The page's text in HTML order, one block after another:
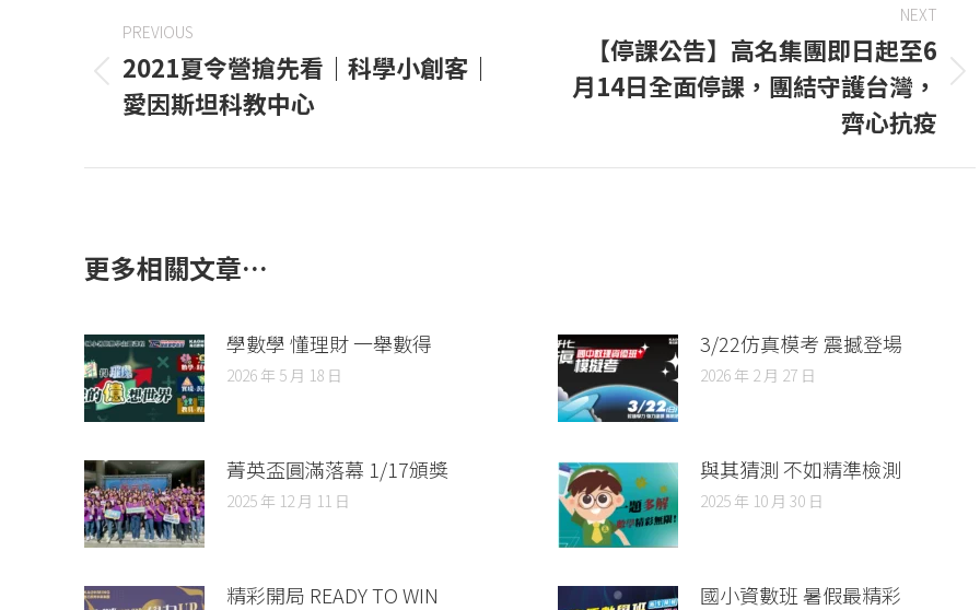
PREVIOUS
2021夏令營搶先看｜科學小創客｜
愛因斯坦科教中心
NEXT
【停課公告】高名集團即日起至6
月14日全面停課，團結守護台灣，
齊心抗疫
更多相關文章…
學數學 懂理財 一舉數得
2026 年 5 月 18 日
3/22仿真模考 震撼登場
2026 年 2 月 27 日
菁英盃圓滿落幕 1/17頒獎
2025 年 12 月 11 日
與其猜測 不如精準檢測
2025 年 10 月 30 日
精彩開局 READY TO WIN 國小資數班 暑假最精彩